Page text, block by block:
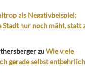
als Negativbeispiel:
Stadt nur noch mäht, statt
zuWie viele
gerade selbst entbehrlich